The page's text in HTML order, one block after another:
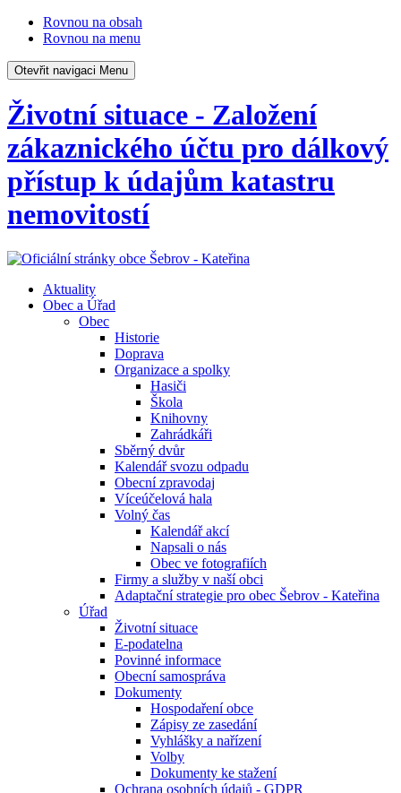
Rovnou na obsah
Rovnou na menu
Otevřit navigaci Menu
Životní situace - Založení
zákaznického účtu pro dálkový
přístup k údajům katastru
nemovitostí
Aktuality
Obec a Úřad
Obec
Historie
Doprava
Organizace a spolky
Hasiči
Škola
Knihovny
Zahrádkáři
Sběrný dvůr
Kalendář svozu odpadu
Obecní zpravodaj
Víceúčelová hala
Volný čas
Kalendář akcí
Napsali o nás
Obec ve fotografiích
Firmy a služby v naší obci
Adaptační strategie pro obec Šebrov - Kateřina
Úřad
Životní situace
E-podatelna
Povinné informace
Obecní samospráva
Dokumenty
Hospodaření obce
Zápisy ze zasedání
Vyhlášky a nařízení
Volby
Dokumenty ke stažení
Ochrana osobních údajů - GDPR